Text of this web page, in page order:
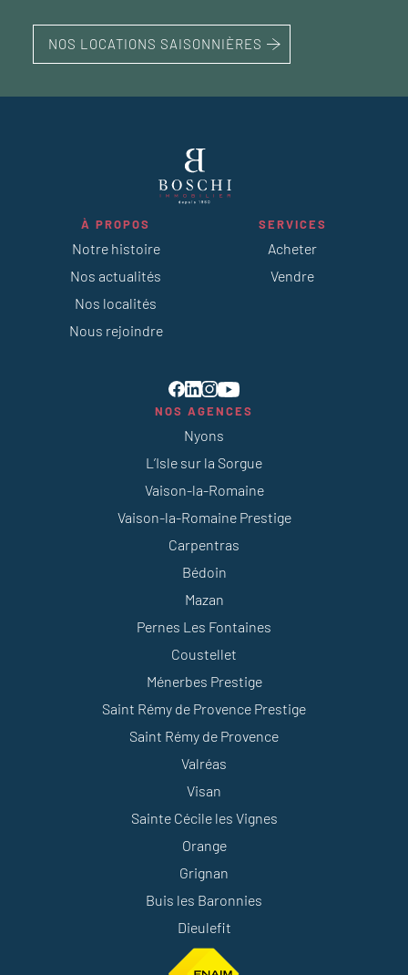
NOS LOCATIONS SAISONNIÈRES
À PROPOS
Notre histoire
Nos actualités
Nos localités
Nous rejoindre
SERVICES
Acheter
Vendre
NOS AGENCES
Nyons
L’Isle sur la Sorgue
Vaison-la-Romaine
Vaison-la-Romaine Prestige
Carpentras
Bédoin
Mazan
Pernes Les Fontaines
Coustellet
Ménerbes Prestige
Saint Rémy de Provence Prestige
Saint Rémy de Provence
Valréas
Visan
Sainte Cécile les Vignes
Orange
Grignan
Buis les Baronnies
Dieulefit